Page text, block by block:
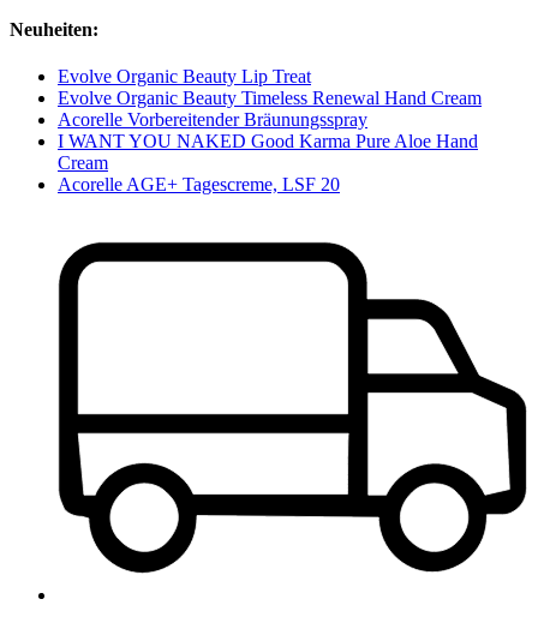
Neuheiten:
Evolve Organic Beauty Lip Treat
Evolve Organic Beauty Timeless Renewal Hand Cream
Acorelle Vorbereitender Bräunungsspray
I WANT YOU NAKED Good Karma Pure Aloe Hand
Cream
Acorelle AGE+ Tagescreme, LSF 20